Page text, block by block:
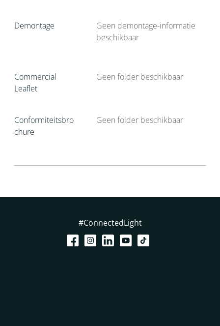
Demontage
Geen demontage-informatie
beschikbaar
Commercial
Leaflet
Geen folder beschikbaar
Conformiteitsbro
chure
Geen folder beschikbaar
#ConnectedLight